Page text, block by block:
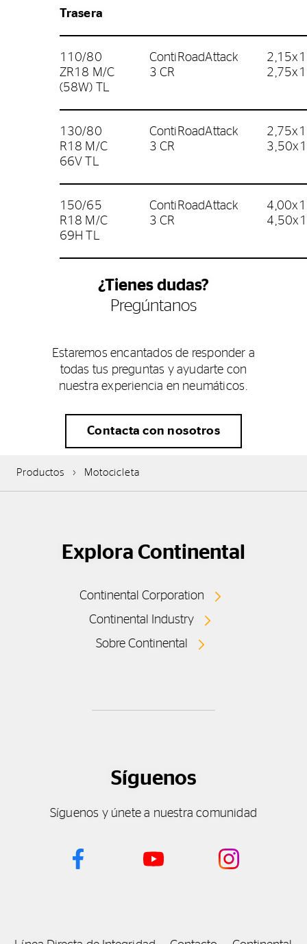
Trasera
110/80
ZR18 M/C
(58W) TL
ContiRoadAttack
3 CR
130/80
R18 M/C
66V TL
ContiRoadAttack
3 CR
150/65
R18 M/C
69H TL
ContiRoadAttack
3 CR
¿Tienes dudas?
Pregúntanos
Estaremos encantados de responder a
todas tus preguntas y ayudarte con
nuestra experiencia en neumáticos.
Contacta con nosotros
Productos Motocicleta
Explora Continental
Continental Corporation
Continental Industry
Sobre Continental
Síguenos
Síguenos y únete a nuestra comunidad